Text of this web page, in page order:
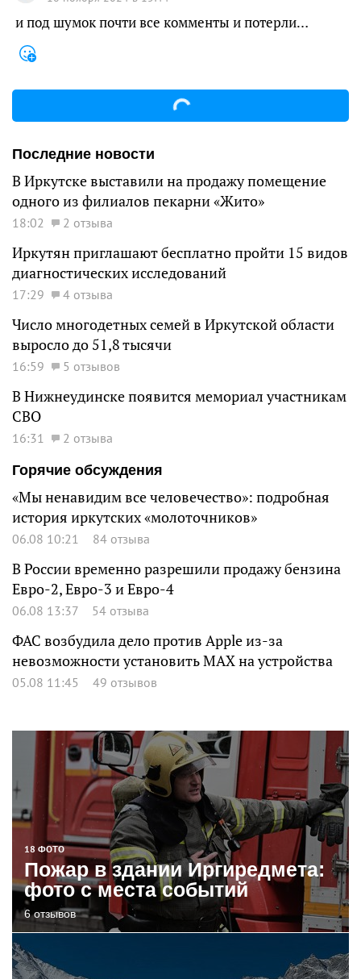
и под шумок почти все комменты и потерли…
Последние новости
В Иркутске выставили на продажу помещение
одного из филиалов пекарни «Жито»
18:02 2 отзыва
Иркутян приглашают бесплатно пройти 15 видов
диагностических исследований
17:29 4 отзыва
Число многодетных семей в Иркутской области
выросло до 51,8 тысячи
16:59 5 отзывов
В Нижнеудинске появится мемориал участникам
СВО
16:31
2 отзыва
Горячие обсуждения
«Мы ненавидим все человечество»: подробная
история иркутских «молоточников»
06.08 10:21 84 отзыва
В России временно разрешили продажу бензина
Евро-2, Евро-3 и Евро-4
06.08 13:37 54 отзыва
ФАС возбудила дело против Apple из-за
невозможности установить MAX на устройства
05.08 11:45 49 отзывов
18 ФОТО
Пожар в здании Иргиредмета:
фото с места событий
6 отзывов